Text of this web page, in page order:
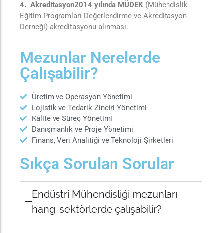
4. Akreditasyon2014 yılında MÜDEK (Mühendislik
Eğitim Programları Değerlendirme ve Akreditasyon
Derneği) akreditasyonu alınması.
Mezunlar Nerelerde
Çalışabilir?
Üretim ve Operasyon Yönetimi
Lojistik ve Tedarik Zinciri Yönetimi
Kalite ve Süreç Yönetimi
Danışmanlık ve Proje Yönetimi
Finans, Veri Analitiği ve Teknoloji Şirketleri
Sıkça Sorulan Sorular
Endüstri Mühendisliği mezunları
hangi sektörlerde çalışabilir?